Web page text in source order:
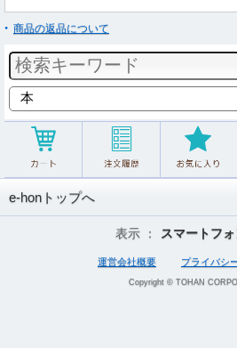
商品の返品について
e-honトップへ
表示 ： スマートフ
運営会社概要 プライバシ
Copyright © TOHAN